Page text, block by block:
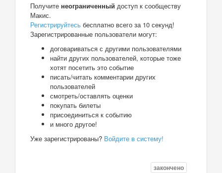
Получите неограниченный доступ к сообществу
Макис.
Регистрируйтесь бесплатно всего за 10 секунд!
Зарегистрированные пользователи могут:
договариваться с другими пользователями
найти других пользователей, которые тоже
хотят посетить это событие
писать/читать комментарии других
пользователей
смотреть/оставлять оценки
покупать билеты
присоединиться к событию
и много другое!
Уже зарегистрированы? Войдите в систему!
закончено